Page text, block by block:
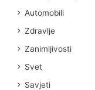
Automobili
Zdravlje
Zanimljivosti
Svet
Savjeti